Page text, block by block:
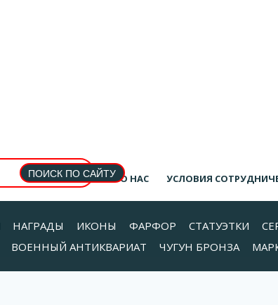
О НАС УСЛОВИЯ
НАГРАДЫ ИКОНЫ ФАРФОР СТАТУЭТКИ
ВОЕННЫЙ АНТИКВАРИАТ ЧУГУН БРОНЗА